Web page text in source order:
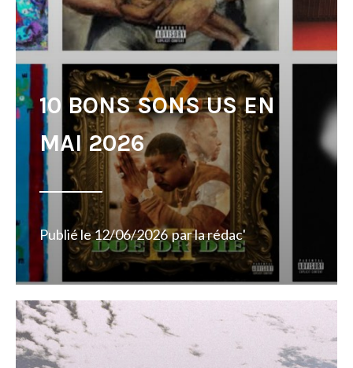
10 BONS SONS US EN
MAI 2026
Publié le12/06/2026 parla rédac'